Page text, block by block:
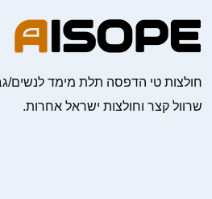
חולצות טי הדפסה תלת מימד לנשים/
שרוול קצר וחולצות ישראל אחרות.